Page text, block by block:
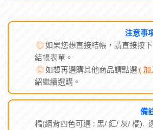
注意事
◎如果您想直接結帳，請直接按下
結帳表單。
◎如想再選購其他商品請點選 ( 加
紹繼續選購。
備
橘(網背四色可選 : 黑/ 紅/ 灰/ 橘).